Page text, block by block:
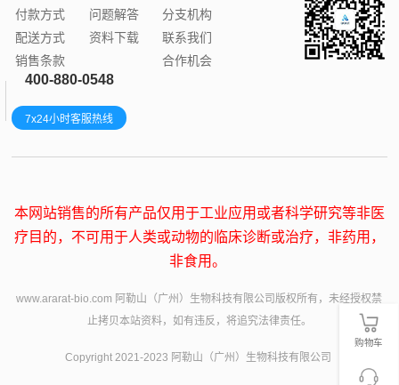
付款方式
配送方式
销售条款
问题解答
资料下载
分支机构
联系我们
合作机会
400-880-0548
7x24小时客服热线
本网站销售的所有产品仅用于工业应用或者科学研究等非医
疗目的，不可用于人类或动物的临床诊断或治疗，非药用，
非食用。
www.ararat-bio.com 阿勒山（广州）生物科技有限公司版权所有，未经授权禁
止拷贝本站资料，如有违反，将追究法律责任。
Copyright 2021-2023 阿勒山（广州）生物科技有限公司
购物车